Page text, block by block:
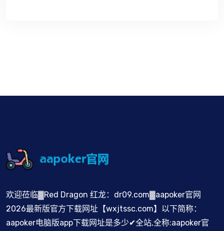
欢迎莅临▓Red Dragon 红龙：dr09.com▓aapoker官网
2026最新版官方下载网址【wxjtssc.com】以下简称：
aapoker电脑版app下载网址是多少✔全站,全称:aapoker官